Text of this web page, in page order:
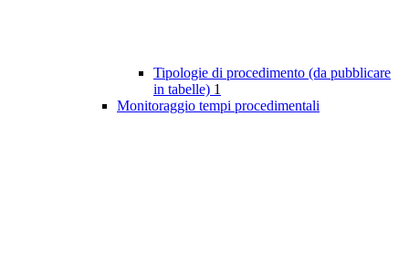
Tipologie di procedimento (da pubblicare
in tabelle) 1
Monitoraggio tempi procedimentali